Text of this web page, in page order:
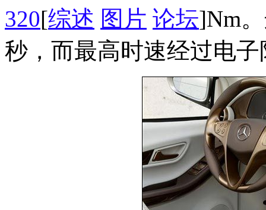
320[综述 图片 论坛]Nm
秒，而最高时速经过电子